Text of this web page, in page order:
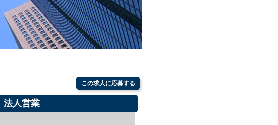
この求人に応募する
法人営業